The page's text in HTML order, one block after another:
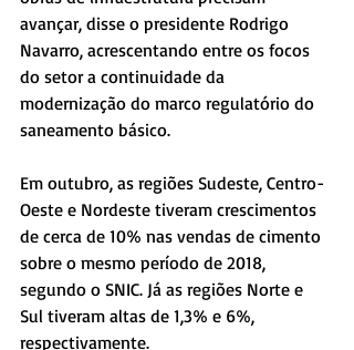
avançar, disse o presidente Rodrigo
Navarro, acrescentando entre os focos
do setor a continuidade da
modernização do marco regulatório do
saneamento básico.
Em outubro, as regiões Sudeste, Centro-
Oeste e Nordeste tiveram crescimentos
de cerca de 10% nas vendas de cimento
sobre o mesmo período de 2018,
segundo o SNIC. Já as regiões Norte e
Sul tiveram altas de 1,3% e 6%,
respectivamente.